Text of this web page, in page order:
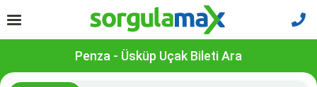
Penza - Üsküp Uçak Bileti Ara